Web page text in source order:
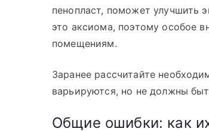
пенопласт, поможет улучшить
это аксиома, поэтому особое
помещениям.
Заранее рассчитайте
варьируются, но не должны
Общие ошибки: как